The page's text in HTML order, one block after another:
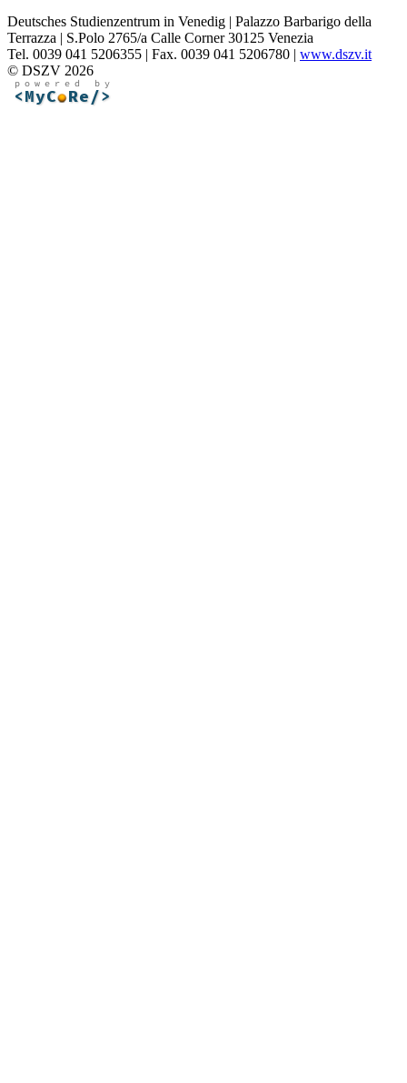
Deutsches Studienzentrum in Venedig | Palazzo Barbarigo della
Terrazza | S.Polo 2765/a Calle Corner 30125 Venezia
Tel. 0039 041 5206355 | Fax. 0039 041 5206780 | www.dszv.it
© DSZV 2026